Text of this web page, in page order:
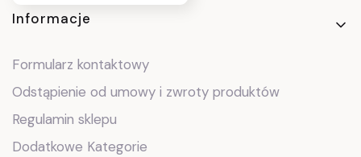
Linki w stopce
Informacje
Formularz kontaktowy
Odstąpienie od umowy i zwroty produktów
Regulamin sklepu
Dodatkowe Kategorie